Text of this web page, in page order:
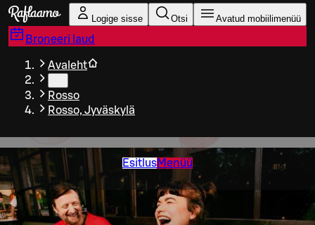
Liigu peamise sisu juurde
Logige sisse Otsi Avatud mobiilimenüü
Broneeri laud
Avaleht
Rosso
Rosso, Jyväskylä
EsitlusMenüü